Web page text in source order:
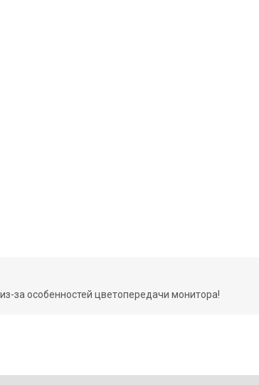
за особенностей цветопередачи монитора!